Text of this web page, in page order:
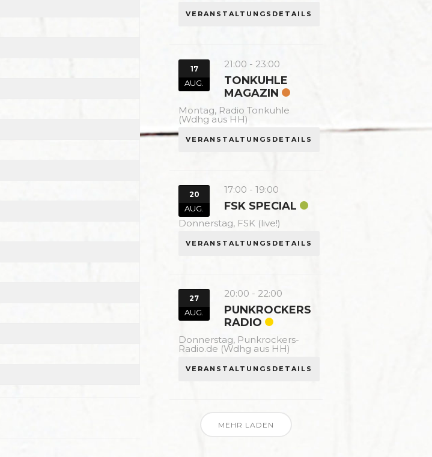
VERANSTALTUNGSDETAILS
17
AUG.
21:00 - 23:00
TONKUHLE
MAGAZIN
Montag, Radio Tonkuhle
(Wdhg aus HH)
VERANSTALTUNGSDETAILS
20
AUG.
17:00 -19:00
FSK SPECIAL
Donnerstag, FSK (live!)
VERANSTALTUNGSDETAILS
27
AUG.
20:00 - 22:00
PUNKROCKERS
RADIO
Donnerstag, Punkrockers-
Radio.de (Wdhg aus HH)
VERANSTALTUNGSDETAILS
MEHR LADEN